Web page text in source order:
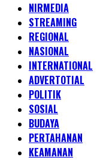
NIRMEDIA
STREAMING
REGIONAL
NASIONAL
INTERNATIONAL
ADVERTOTIAL
POLITIK
SOSIAL
BUDAYA
PERTAHANAN
KEAMANAN